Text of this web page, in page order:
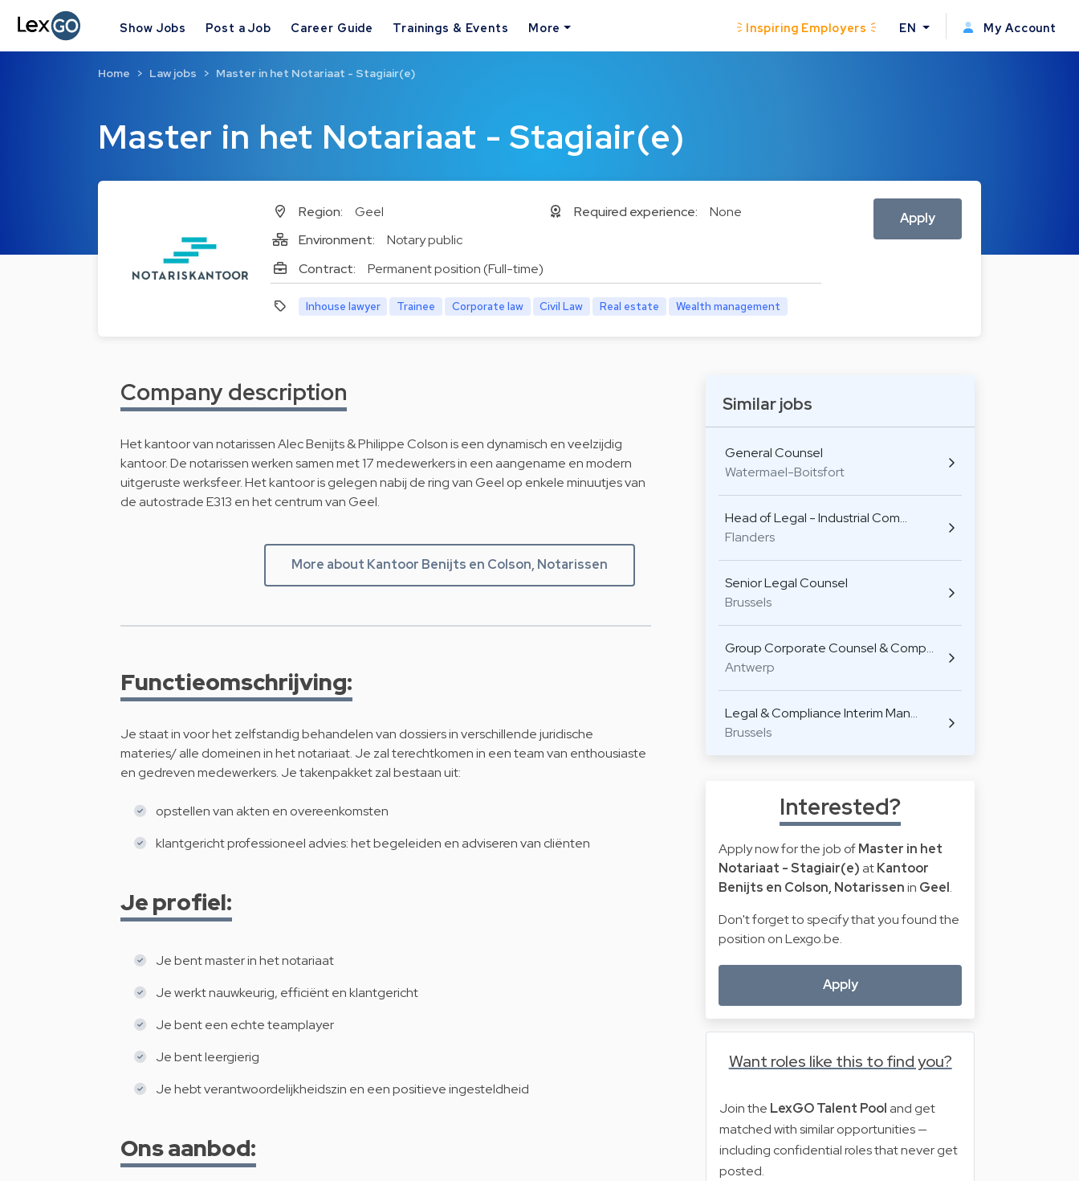
Show Jobs Post a Job Career Guide Trainings & Events More Inspiring Employers EN My Account
Master in het Notariaat - Stagiair(e)
Home Law jobs Master in het Notariaat - Stagiair(e)
Region: Geel Required experience:
None
Environment:
Notary public
Contract:
Permanent position (Full-time)
Inhouse lawyer Trainee Corporate law Civil Law Real estate Wealth management
Apply
Company description
Het kantoor van notarissen Alec Benijts & Philippe Colson is een dynamisch en veelzijdig
kantoor. De notarissen werken samen met 17 medewerkers in een aangename en modern
uitgeruste werksfeer. Het kantoor is gelegen nabij de ring van Geel op enkele minuutjes van
de autostrade E313 en het centrum van Geel.
More about Kantoor Benijts en Colson, Notarissen
Functieomschrijving:
Je staat in voor het zelfstandig behandelen van dossiers in verschillende juridische
materies/ alle domeinen in het notariaat. Je zal terechtkomen in een team van enthousiaste
en gedreven medewerkers. Je takenpakket zal bestaan uit:
opstellen van akten en overeenkomsten
klantgericht professioneel advies: het begeleiden en adviseren van cliënten
Je profiel:
Je bent master in het notariaat
Je werkt nauwkeurig, efficiënt en klantgericht
Je bent een echte teamplayer
Je bent leergierig
Je hebt verantwoordelijkheidszin en een positieve ingesteldheid
Ons aanbod:
Similar jobs
General Counsel
Watermael-Boitsfort
Head of Legal - Industrial Com…
Flanders
Senior Legal Counsel
Brussels
Group Corporate Counsel & Comp…
Antwerp
Legal & Compliance Interim Man…
Brussels
Interested?
Apply now for the job ofMaster in het
Notariaat - Stagiair(e) atKantoor
Benijts en Colson, Notarissenin Geel.
Don't forget to specify that you found the
position on Lexgo.be.
Apply
Want roles like this to find you?
Join the LexGO Talent Pool and get
matched with similar opportunities —
including confidential roles that never get
posted.